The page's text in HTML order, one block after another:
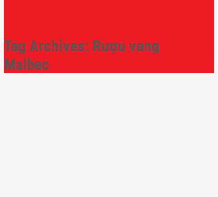
Tag Archives: Rượu vang
Malbec